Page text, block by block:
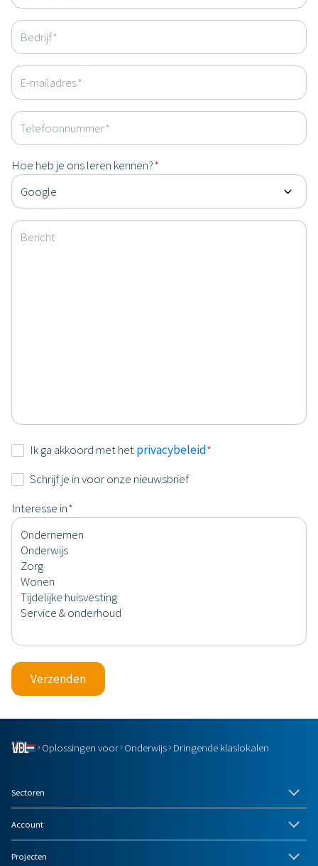
Bedrijf*
E-mailadres*
Telefoonnummer*
Hoe heb je ons leren kennen?*
Bericht
Instemming
Ik ga akkoord met hetprivacybeleid*
Nieuwsbrief
Schrijf je in voor onze nieuwsbrief
Interesse in*
Verzenden
Oplossingen voor Onderwijs Dringende klaslokalen
Sectoren
Account
Projecten